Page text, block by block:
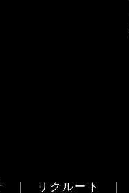
リクルート